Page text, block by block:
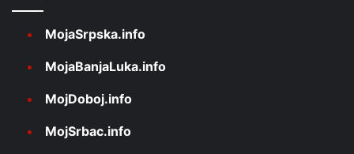
MojaSrpska.info
MojaBanjaLuka.info
MojDoboj.info
MojSrbac.info